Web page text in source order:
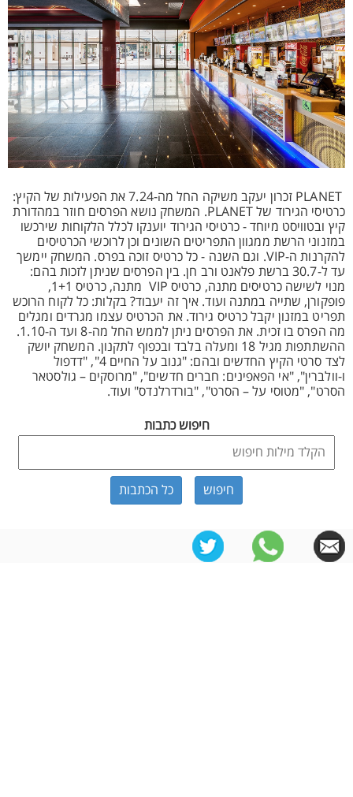
PLANET זכרון יעקב משיקה החל מה-7.24 את הפעילות של הקיץ:
כרטיסי הגירוד של PLANET. המשחק נושא הפרסים חוזר במהדורת
קיץ ובטוויסט מיוחד - כרטיסי הגירוד יוענקו לכלל הלקוחות שירכשו
במזנוני הרשת ממגוון התפריטים השונים וכן לרוכשי הכרטיסים
להקרנות ה-VIP. וגם השנה - כל כרטיס זוכה בפרס. המשחק יימשך
עד ל-30.7 ברשת פלאנט ורב חן. בין הפרסים שניתן לזכות בהם:
מנוי לשישה כרטיסים מתנה, כרטיס VIP מתנה, כרטיס 1+1,
פופקורן, שתייה במתנה ועוד. איך זה יעבוד? בקלות: כל לקוח הרוכש
תפריט במזנון יקבל כרטיס גירוד. את הכרטיס עצמו מגרדים ומגלים
מה הפרס בו זכית. את הפרסים ניתן לממש החל מה-8 ועד ה-1.10.
ההשתתפות מגיל 18 ומעלה בלבד ובכפוף לתקנון. המשחק יושק
לצד סרטי הקיץ החדשים ובהם: "גנוב על החיים 4", "דדפול
ו-וולברין", "אי הפאפינים: חברים חדשים", "מרוסקים – גולסטאר
הסרט", "מטוסי על – הסרט", "בורדרלנדס" ועוד.
חיפוש כתבות
כל הכתבות